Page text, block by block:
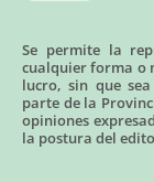
Se permite la
cualquier forma o
lucro, sin que
parte de la
opiniones
la postura del